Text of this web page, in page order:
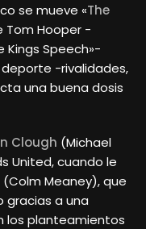
se mueve «The
Tom Hooper -
Kings Speech»-
-rivalidades,
una buena dosis
Clough (Michael
United, cuando le
Meaney), que
gracias a una
los planteamientos